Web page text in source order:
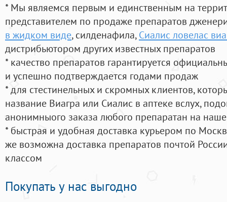
* Мы являемся первым и единственным на
представителем по продаже препаратов
в жидком виде, силденафила, Сиалис ловелас
дистрибьютором других известных препаратов
* качество препаратов гарантируется
и успешно подтверждается годами продаж
* для стестинельных и скромных клиентов,
название Виагра или Сиалис в аптеке вслух,
анонимныого заказа любого препаратан на
* быстрая и удобная доставка курьером по
же возможна доставка препаратов почтой
классом
Покупать у нас выгодно